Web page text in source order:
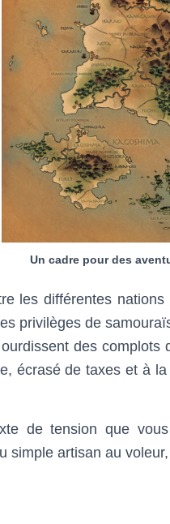
Un cadre pour des
les différentes
privilèges de
des complots
écrasé de taxes et à
de tension que
simple artisan au